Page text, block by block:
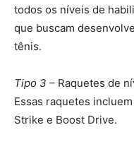
todos os níveis de
que buscam
tênis.
Tipo 3 – Raquetes de
Essas raquetes
Strike e Boost Drive.